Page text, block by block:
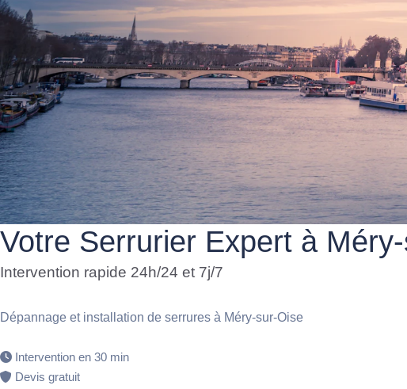
Votre Serrurier Expert à
Intervention rapide 24h/24 et 7j/7
Dépannage et installation de serrures à Méry-sur-Oise
Intervention en 30 min
Devis gratuit